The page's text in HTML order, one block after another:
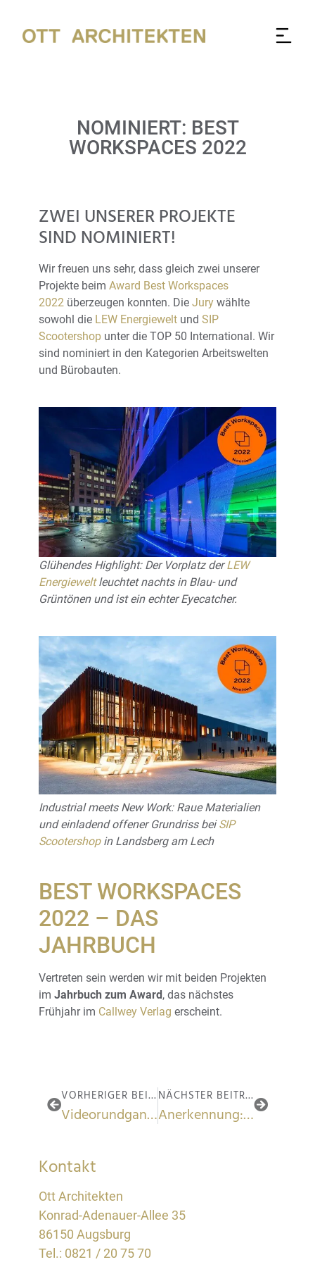
NOMINIERT: BEST
WORKSPACES 2022
ZWEI UNSERER PROJEKTE
SIND NOMINIERT!
Wir freuen uns sehr, dass gleich zwei unserer
Projekte beim Award Best Workspaces
2022überzeugen konnten. Die Jurywählte
sowohl die LEW Energieweltund SIP
Scootershopunter die TOP 50 International. Wir
sind nominiert in den Kategorien Arbeitswelten
und Bürobauten.
Glühendes Highlight: Der Vorplatz derLEW
Energieweltleuchtet nachts in Blau- und
Grüntönen und ist ein echter Eyecatcher.
Industrial meets New Work: Raue Materialien
und einladend offener Grundriss beiSIP
Scootershopin Landsberg am Lech
BEST WORKSPACES
2022 – DAS
JAHRBUCH
Vertreten sein werden wir mit beiden Projekten
im Jahrbuch zum Award , das nächstes
Frühjahr im Callwey Verlag erscheint.
VORHERIGER BEITRAG
Videorundgang SIP Scootershop
NÄCHSTER BEITRAG
Anerkennung: Förderung der Baukultur im Augsburger Land
Kontakt
Ott Architekten
Konrad-Adenauer-Allee 35
86150 Augsburg
Tel.: 0821 / 20 75 70